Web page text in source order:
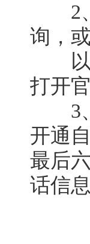
2、
询，
以安
打开
3、
开通
最后
话信